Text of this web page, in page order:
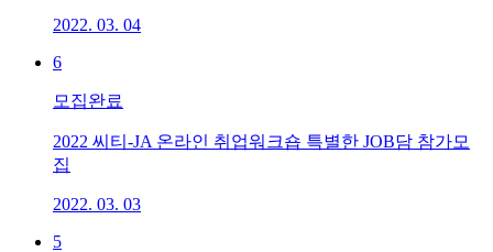
2022. 03. 04
6
모집완료
2022 씨티-JA 온라인 취업워크숍 특별한 JOB담 참가모
집
2022. 03. 03
5